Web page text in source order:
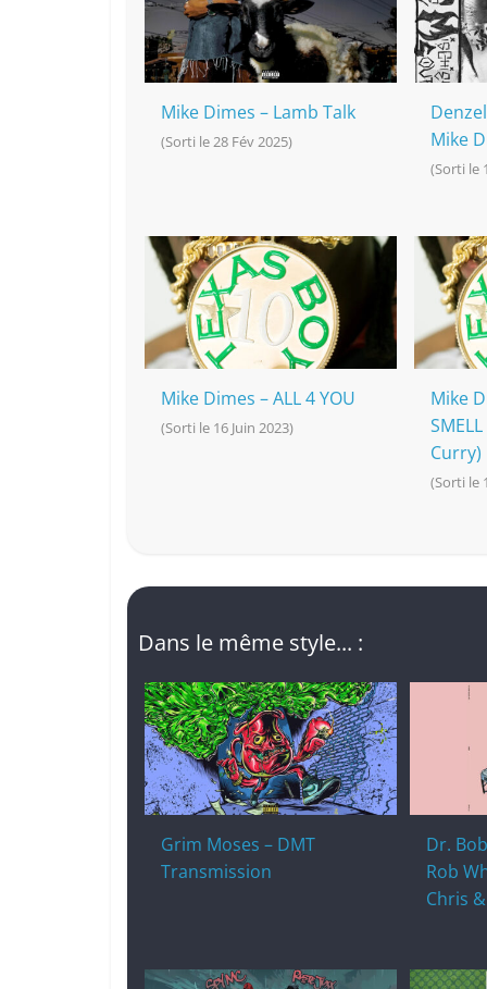
k
Mike Dimes – Lamb Talk
(Sorti le 28 Fév 2025)
Mike
(Sorti le
Mike Dimes – ALL 4 YOU
(Sorti le 16 Juin 2023)
Mike
Curry)
(Sorti le
Dans le même style... :
Grim Moses – DMT
Transmission
Dr.
Rob
Chris